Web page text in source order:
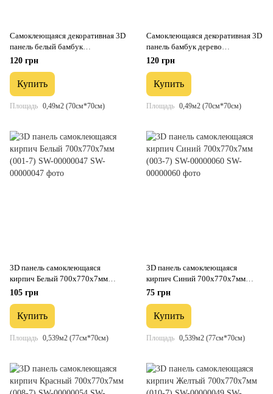
Самоклеющаяся декоративная 3D
панель белый бамбук
700x700x8.5мм (071) SW-
120 грн
Купить
Площадь 0,49м2 (70см*70см)
Самоклеющаяся декоративная 3D
панель бамбук дерево
700x700x8.5мм (072) SW-
120 грн
Купить
Площадь 0,49м2 (70см*70см)
3D панель самоклеющаяся
кирпич Белый 700x770x7мм
(001-7) SW-00000047
105 грн
Купить
Площадь 0,539м2 (77см*70см)
3D панель самоклеющаяся
кирпич Синий 700x770x7мм
(003-7) SW-00000060
75 грн
Купить
Площадь 0,539м2 (77см*70см)